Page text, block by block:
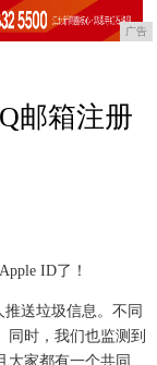
广告
邮箱注册
送垃圾信息。不同
同时，我们也监测到
大家都有一个共同